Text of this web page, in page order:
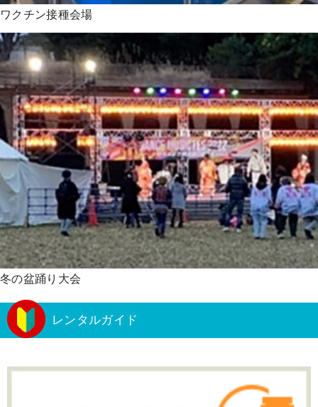
ワクチン接種会場
冬の盆踊り大会
レンタルガイド